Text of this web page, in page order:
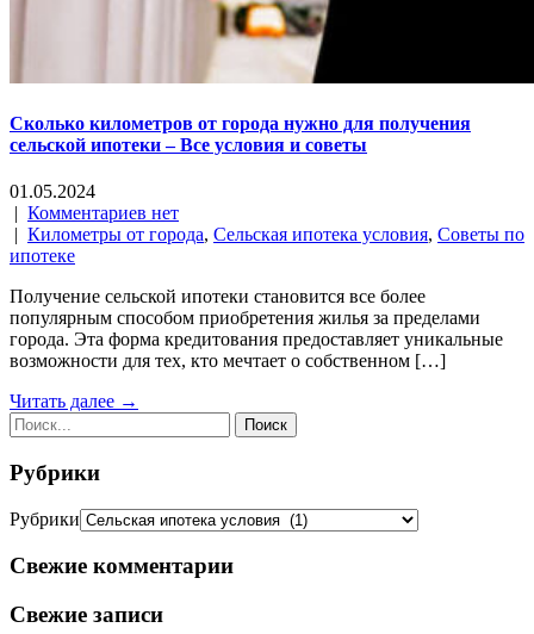
Сколько километров от города нужно для получения
сельской ипотеки – Все условия и советы
01.05.2024
| Комментариев нет
| Километры от города, Сельская ипотека условия, Советы по
ипотеке
Получение сельской ипотеки становится все более
популярным способом приобретения жилья за пределами
города. Эта форма кредитования предоставляет уникальные
возможности для тех, кто мечтает о собственном […]
Читать далее →
Рубрики
Рубрики
Свежие комментарии
Свежие записи